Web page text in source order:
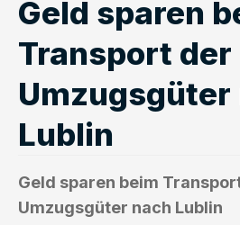
Geld sparen
Transport der
Umzugsgüter
Lublin
Geld sparen beim
Umzugsgüter nach Lublin